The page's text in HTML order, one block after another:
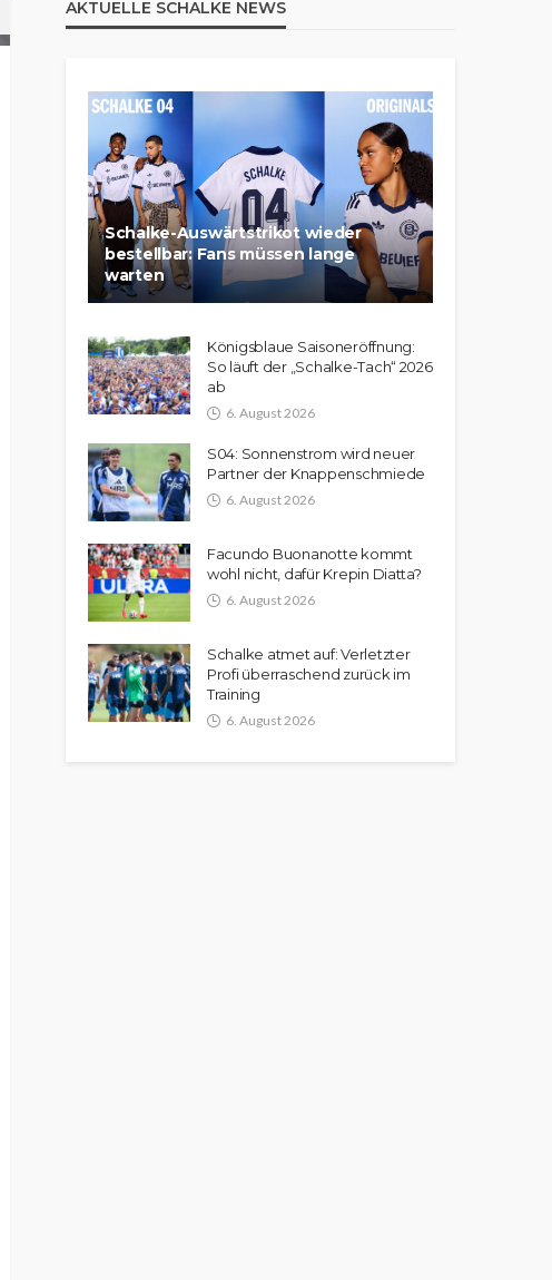
AKTUELLE SCHALKE NEWS
Schalke-Auswärtstrikot wieder
bestellbar: Fans müssen lange
warten
Königsblaue Saisoneröffnung:
So läuft der „Schalke-Tach“ 2026
ab
6. August 2026
S04: Sonnenstrom wird neuer
Partner der Knappenschmiede
6. August 2026
Facundo Buonanotte kommt
wohl nicht, dafür Krepin Diatta?
6. August 2026
Schalke atmet auf: Verletzter
Profi überraschend zurück im
Training
6. August 2026